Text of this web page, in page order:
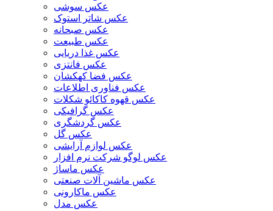
عکس سوشی
عکس شاتر استوک
عکس صبحانه
عکس طبیعت
عکس غذا دریایی
عکس فانتزی
عکس فضا کهکشان
عکس فناوری اطلاعات
عکس قهوه کاکائو شکلات
عکس گرافیکی
عکس گردشگری
عکس گل
عکس لوازم آرایشی
عکس لوگو شرکت نرم افزار
عکس ماساژ
عکس ماشین آلات صنعتی
عکس ماکارونی
عکس مدل